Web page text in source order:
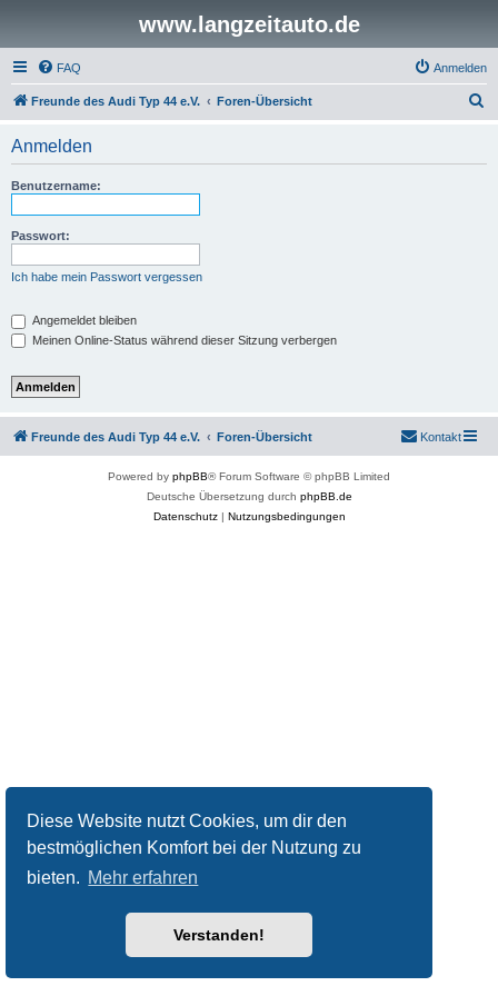
Diese Website nutzt Cookies, um dir den
bestmöglichen Komfort bei der Nutzung zu
bieten. Mehr erfahren
Verstanden!
www.langzeitauto.de
FAQ Anmelden
Freunde des Audi Typ 44 e.V. Foren-Übersicht
Anmelden
Benutzername:
Passwort:
Ich habe mein Passwort vergessen
Angemeldet bleiben
Meinen Online-Status während dieser Sitzung verbergen
Freunde des Audi Typ 44 e.V. Foren-Übersicht Kontakt
Powered by phpBB® Forum Software © phpBB Limited
Deutsche Übersetzung durch phpBB.de
Datenschutz| Nutzungsbedingungen